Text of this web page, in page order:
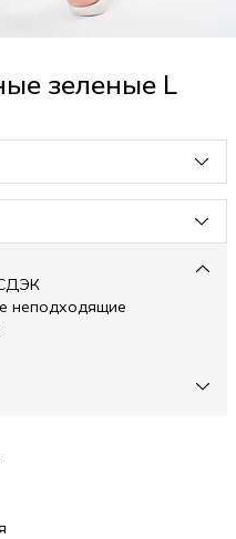
зеленые L
неподходящие